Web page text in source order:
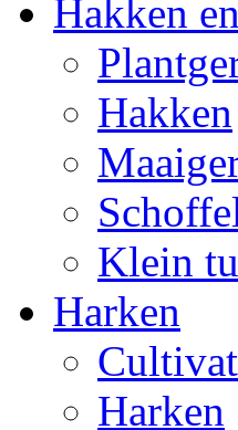
Hakken
Hakken
Klein
Harken
Harken